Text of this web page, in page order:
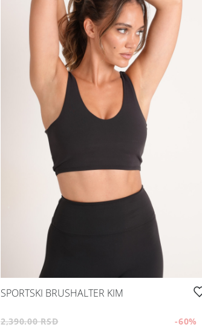
SPORTSKI BRUSHALTER KIM
2,390.00 RSD -60%